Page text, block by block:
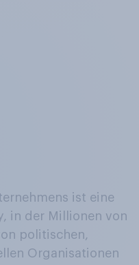
ist eine
in der Millionen von
politischen,
Organisationen